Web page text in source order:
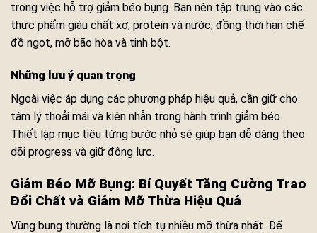
trong việc hỗ trợ giảm béo bụng. Bạn nên tập trung vào các
thực phẩm giàu chất xơ, protein và nước, đồng thời hạn chế
đồ ngọt, mỡ bão hòa và tinh bột.
Những lưu ý quan trọng
Ngoài việc áp dụng các phương pháp hiệu quả, cần giữ cho
tâm lý thoải mái và kiên nhẫn trong hành trình giảm béo.
Thiết lập mục tiêu từng bước nhỏ sẽ giúp bạn dễ dàng theo
dõi progress và giữ động lực.
Giảm Béo Mỡ Bụng: Bí Quyết Tăng Cường Trao
Đổi Chất và Giảm Mỡ Thừa Hiệu Quả
Vùng bụng thường là nơi tích tụ nhiều mỡ thừa nhất. Để